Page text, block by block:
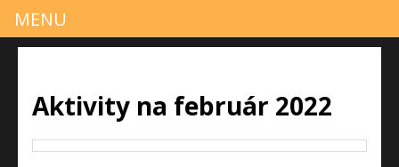
Aktivity na február 2022
MENU